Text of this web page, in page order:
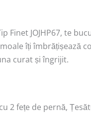
Finet JOJHP67, te
îți îmbrățișează
curat și îngrijit.
2 fețe de pernă,